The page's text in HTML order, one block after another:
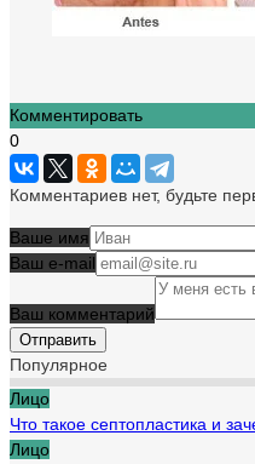
Комментировать
0
Комментариев нет, будьте
Ваше имя
Ваш e-mail
Ваш комментарий
Популярное
Лицо
Что такое септопластика и
Лицо